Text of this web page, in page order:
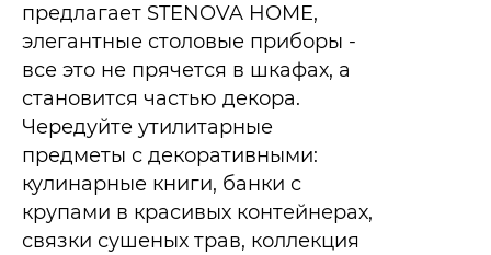
предлагает STENOVA HOME,
элегантные столовые приборы -
все это не прячется в шкафах, а
становится частью декора.
Чередуйте утилитарные
предметы с декоративными:
кулинарные книги, банки с
крупами в красивых контейнерах,
связки сушеных трав, коллекция